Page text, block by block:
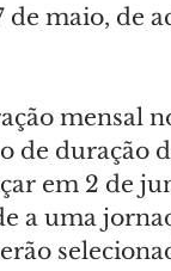
de maio, de
mensal
de duração
em 2 de
a uma